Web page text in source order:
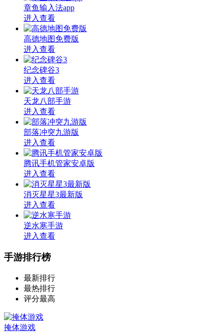
章鱼输入法app
进入查看
高德地图免费版
进入查看
纪念碑谷3
进入查看
天龙八部手游
进入查看
部落冲突九游版
进入查看
腾讯手机管家安卓版
进入查看
消灭星星3最新版
进入查看
逆水寒手游
进入查看
手游排行榜
最新排行
最热排行
评分最高
掩体游戏